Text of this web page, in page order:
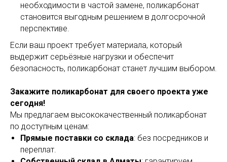
необходимости в частой замене, поликарбонат
становится выгодным решением в долгосрочной
перспективе.
Если ваш проект требует материала, который
выдержит серьёзные нагрузки и обеспечит
безопасность, поликарбонат станет лучшим выбором.
Закажите поликарбонат для своего проекта уже
сегодня!
Мы предлагаем высококачественный поликарбонат
по доступным ценам:
Прямые поставки со склада: без посредников и
переплат.